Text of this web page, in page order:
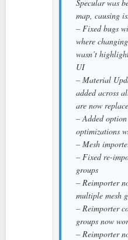
Specular was
map, causing
– Fixed bugs
where
wasn’t
UI
– Material
added across
are now
– Added
optimizations
– Mesh
– Fixed re-
groups
– Reimporter
multiple mesh
– Reimporter
groups now
– Reimporter